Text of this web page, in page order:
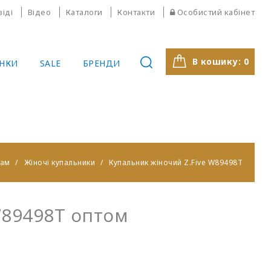
Відео Каталоги Контакти Особистий кабінет
В кошику: 0
SALE БРЕНДИ
Жіночі купальники Купальник жіночий Z.Five W89498T
оптом